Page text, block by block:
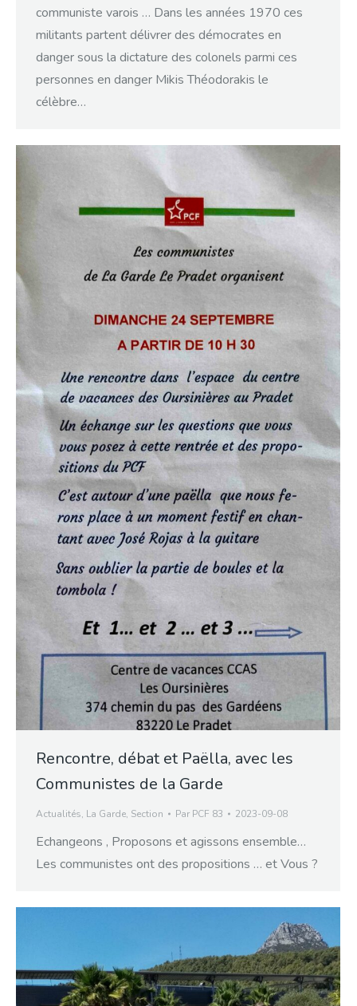
communiste varois … Dans les années 1970 ces
militants partent délivrer des démocrates en
danger sous la dictature des colonels parmi ces
personnes en danger Mikis Théodorakis le
célèbre…
Rencontre, débat et Paëlla, avec les
Communistes de la Garde
Actualités, La Garde, Section Par PCF 83 2023-09-08
Echangeons , Proposons et agissons ensemble…
Les communistes ont des propositions … et Vous ?